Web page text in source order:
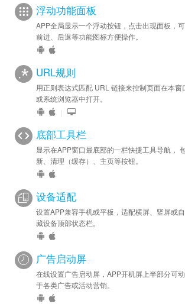
浮动功能面板
APP全局显示一个浮动按钮，点击出现面板，可
前进、后退等功能图标方便操作。
URL规则
用正则表达式匹配 URL 链接来控制页面在本
或系统浏览器中打开。
|
底部工具栏
显示在APP窗口最底部的一栏快捷工具导航，
新、清理（缓存）、主页等按钮。
设备适配
设置APP兼容手机或平板，适配横屏、竖屏或
藏设备顶部状态栏。
广告启动屏
在线设置广告启动屏，APP开机屏上半部分可
于各类广告或活动营销。